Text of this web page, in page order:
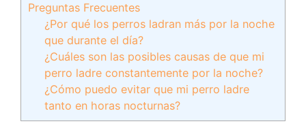
Preguntas Frecuentes
¿Por qué los perros ladran más por la noche
que durante el día?
¿Cuáles son las posibles causas de que mi
perro ladre constantemente por la noche?
¿Cómo puedo evitar que mi perro ladre
tanto en horas nocturnas?